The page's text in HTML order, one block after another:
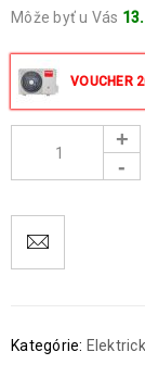
Môže byť u Vás
okrem víkendov
VOUCHER
Kategórie: